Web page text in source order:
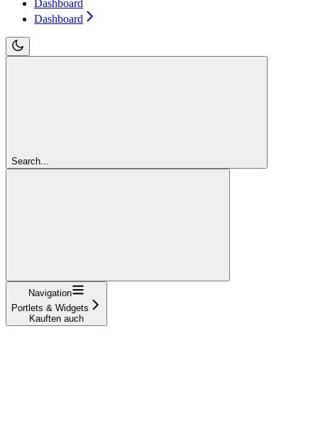
Dashboard
Dashboard
Search...
Navigation
Portlets & Widgets
Kauften auch